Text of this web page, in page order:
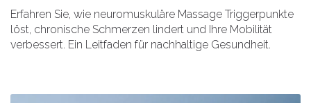
Erfahren Sie, wie neuromuskuläre Massage Triggerpunkte
löst, chronische Schmerzen lindert und Ihre Mobilität
verbessert. Ein Leitfaden für nachhaltige Gesundheit.